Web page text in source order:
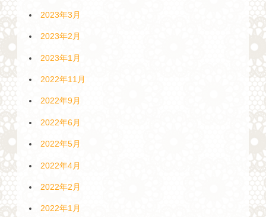
2023年3月
2023年2月
2023年1月
2022年11月
2022年9月
2022年6月
2022年5月
2022年4月
2022年2月
2022年1月